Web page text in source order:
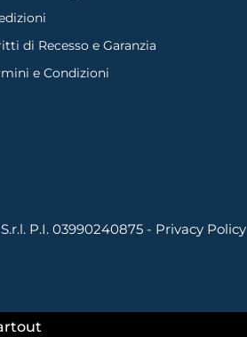
di Recesso e Garanzia
e Condizioni
P.I. 03990240875 - Privacy Policy